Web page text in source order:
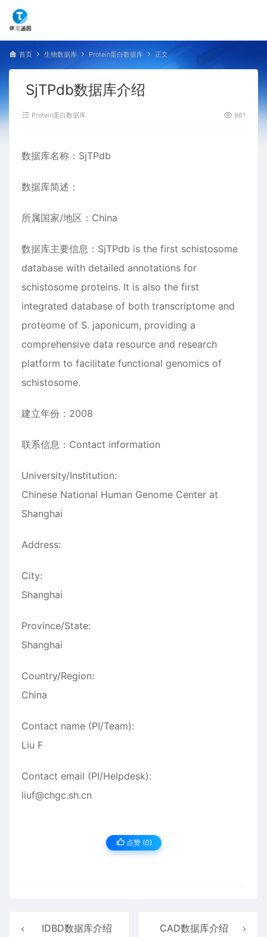
首页 生物数据库 Protein蛋白数据库 正文
SjTPdb数据库介绍
Protein蛋白数据库 981
数据库名称：SjTPdb
数据库简述：
所属国家/地区：China
数据库主要信息：SjTPdb is the first schistosome
database with detailed annotations for
schistosome proteins. It is also the first
integrated database of both transcriptome and
proteome of S. japonicum, providing a
comprehensive data resource and research
platform to facilitate functional genomics of
schistosome.
建立年份：2008
联系信息：Contact information
University/Institution:
Chinese National Human Genome Center at
Shanghai
Address:
City:
Shanghai
Province/State:
Shanghai
Country/Region:
China
Contact name (PI/Team):
Liu F
Contact email (PI/Helpdesk):
liuf@chgc.sh.cn
点赞 (0)
IDBD数据库介绍 CAD数据库介绍